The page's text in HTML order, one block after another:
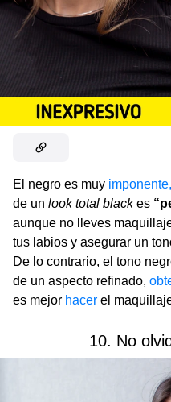
El negro es muy imponente,
de un look total blackes
aunque no lleves
tus labios y asegurar un
De lo contrario, el tono
de un aspecto refinado,
es mejor hacer el
10. No